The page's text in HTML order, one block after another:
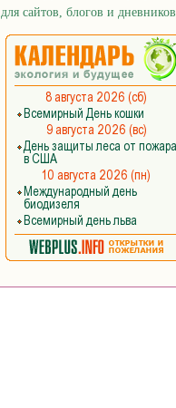
для сайтов, блогов и дневников